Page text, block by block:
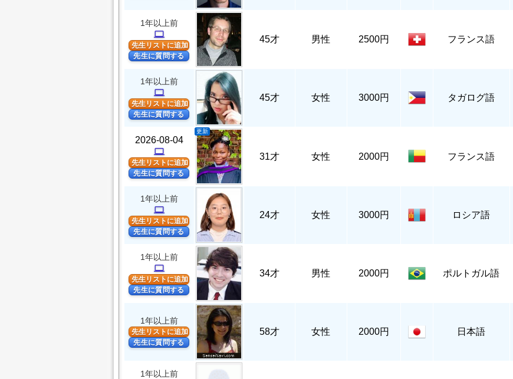
1年以上前
computer
先生リストに追加
先生に質問する
45才 男性 2500円 フランス語
1年以上前
computer
先生リストに追加
先生に質問する
45才 女性 3000円 タガログ語
2026-08-04
computer
先生リストに追加
先生に質問する
更新
31才 女性 2000円 フランス語
1年以上前
computer
先生リストに追加
先生に質問する
24才 女性 3000円 ロシア語
1年以上前
computer
先生リストに追加
先生に質問する
34才 男性 2000円 ポルトガル語
1年以上前
先生リストに追加
先生に質問する
58才 女性 2000円 日本語
1年以上前